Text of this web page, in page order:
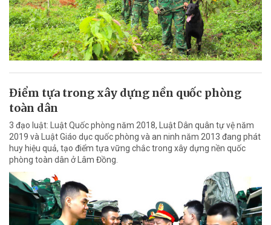
Điểm tựa trong xây dựng nền quốc phòng
toàn dân
3 đạo luật: Luật Quốc phòng năm 2018, Luật Dân quân tự vệ năm
2019 và Luật Giáo dục quốc phòng và an ninh năm 2013 đang phát
huy hiệu quả, tạo điểm tựa vững chắc trong xây dựng nền quốc
phòng toàn dân ở Lâm Đồng.